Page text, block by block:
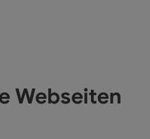
Webseiten